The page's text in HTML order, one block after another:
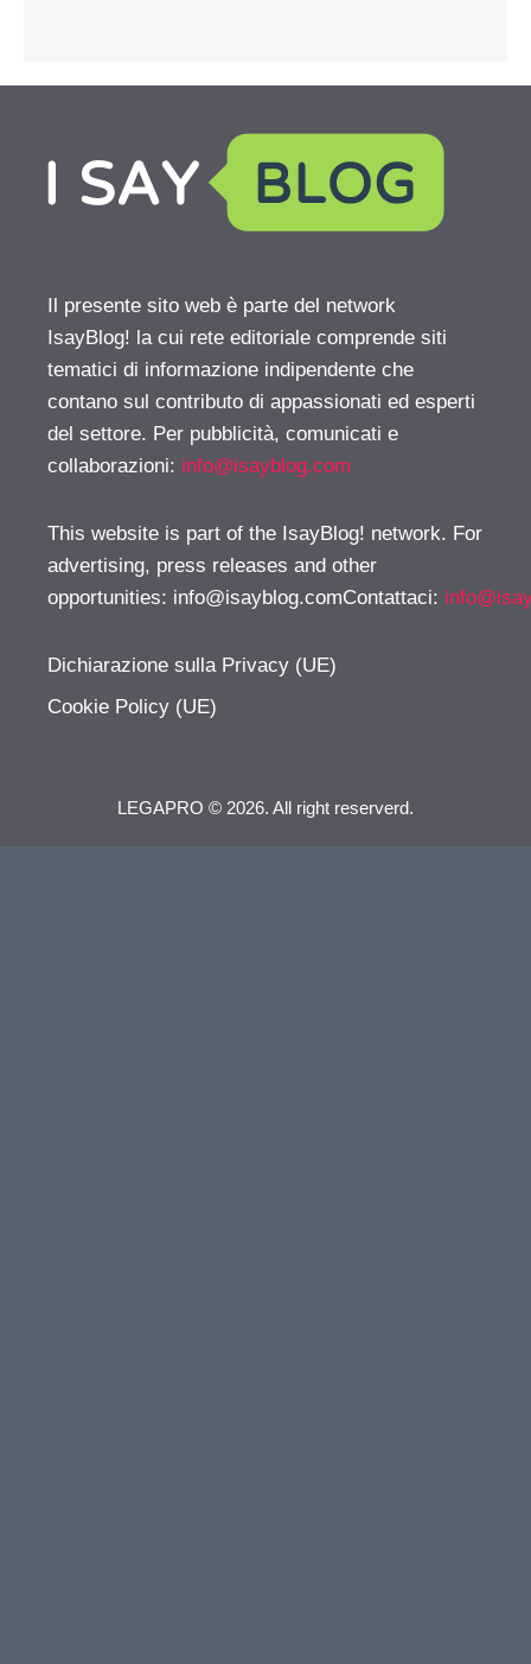
Il presente sito web è parte del network
IsayBlog! la cui rete editoriale comprende siti
tematici di informazione indipendente che
contano sul contributo di appassionati ed esperti
del settore. Per pubblicità, comunicati e
collaborazioni: info@isayblog.com
This website is part of the IsayBlog! network. For
advertising, press releases and other
opportunities: info@isayblog.comContattaci:
Dichiarazione sulla Privacy (UE)
Cookie Policy (UE)
LEGAPRO © 2026. All right reserverd.